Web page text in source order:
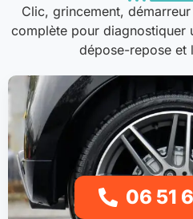
Clic, grincement,
complète pour diagnostiquer
dépose-repose et
06 51